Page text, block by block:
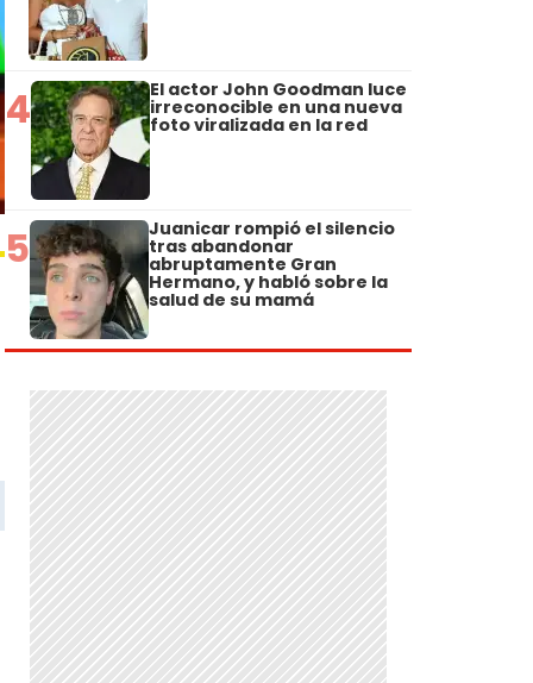
4 El actor John Goodman luce
irreconocible en una nueva
foto viralizada en la red
5 Juanicar rompió el silencio
tras abandonar
abruptamente Gran
Hermano, y habló sobre la
salud de su mamá